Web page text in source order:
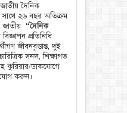
দৈনিক
সাথে ২৬ বছর অতিক্রম
জাতীয় “দৈনিক
প্রতিনিধি
জীবনবৃত্তান্ত, দুই
সনদ, শিক্ষাগত
কুরিয়ার/ডাকযোগে
করুন।